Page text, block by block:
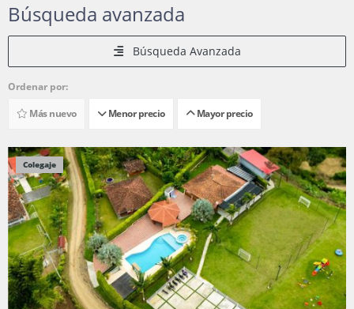
Búsqueda avanzada
Búsqueda Avanzada
Ordenar por:
Más nuevo
Menor precio Mayor precio
Colegaje